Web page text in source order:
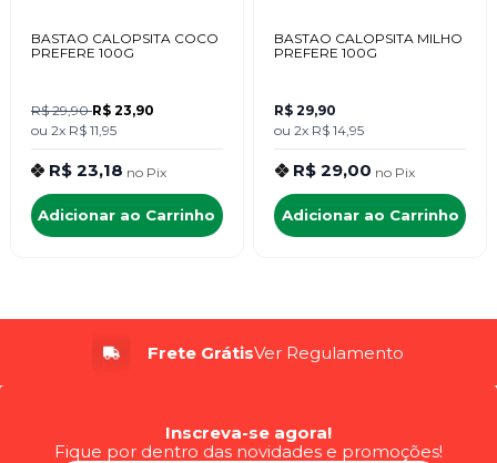
BASTAO CALOPSITA COCO
PREFERE 100G
R$ 29,90R$ 23,90
ou 2x R$ 11,95
R$ 23,18 no Pix
Adicionar ao Carrinho
BASTAO CALOPSITA MILHO
PREFERE 100G
R$ 29,90
ou 2x R$ 14,95
R$ 29,00 no Pix
Adicionar ao Carrinho
Frete GrátisVer Regulamento
Inscreva-se agora!
Fique por dentro das novidades e promoções!